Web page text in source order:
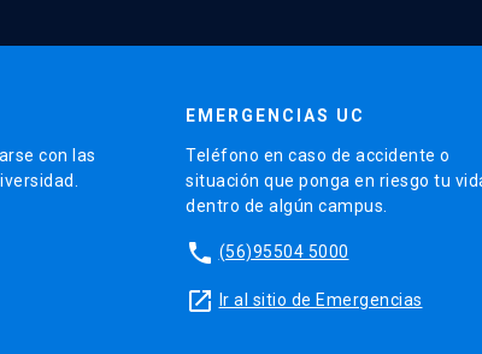
con las
EMERGENCIAS UC
Teléfono en caso de accidente o
situación que ponga en riesgo tu
dentro de algún campus.
phone (56)95504 5000
launch Ir al sitio de Emergencias